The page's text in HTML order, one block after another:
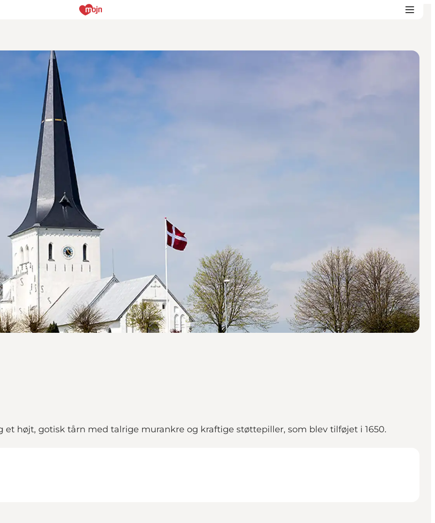
et højt, gotisk tårn med talrige murankre og kraftige støttepiller, som blev tilføjet i 1650.